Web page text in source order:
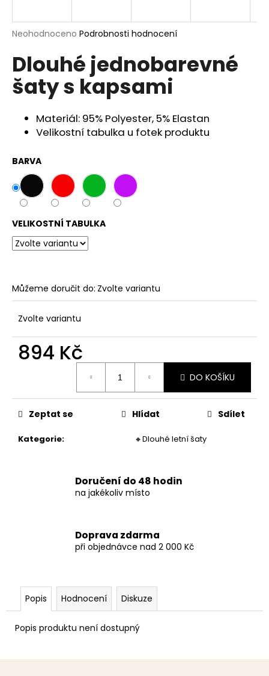
Průměrné
produktu
je
0,0
z
hvězdiček.
Neohodnoceno Podrobnosti hodnocení
Dlouhé jednobarevné
šaty s kapsami
Materiál: 95% Polyester, 5% Elastan
Velikostní tabulka u fotek produktu
BARVA
VELIKOSTNÍ TABULKA
Můžeme doručit do: Zvolte variantu
Zvolte variantu
894 Kč
DO KOŠÍKU
Kategorie: 🔸Dlouhé letní šaty
Zeptat se Hlídat Sdílet
Doručení do 48 hodin
na jakékoliv místo
Doprava zdarma
při objednávce nad 2 000 Kč
Popis Hodnocení Diskuze
Popis produktu není dostupný
j
t
?
HLEDAT
D
p
o
r
u
j
m
e
PLAVKY
829